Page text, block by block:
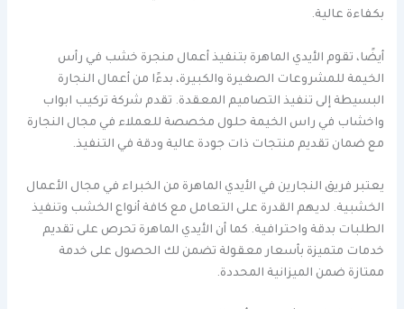
بكفاءة عالية.
أيضًا، تقوم الأيدي الماهرة بتنفيذ أعمال منجرة خشب في رأس
الخيمة للمشروعات الصغيرة والكبيرة، بدءًا من أعمال النجارة
البسيطة إلى تنفيذ التصاميم المعقدة. تقدم شركة تركيب ابواب
واخشاب في راس الخيمة حلول مخصصة للعملاء في مجال النجارة
مع ضمان تقديم منتجات ذات جودة عالية ودقة في التنفيذ.
يعتبر فريق النجارين في الأيدي الماهرة من الخبراء في مجال الأعمال
الخشبية. لديهم القدرة على التعامل مع كافة أنواع الخشب وتنفيذ
الطلبات بدقة واحترافية. كما أن الأيدي الماهرة تحرص على تقديم
خدمات متميزة بأسعار معقولة تضمن لك الحصول على خدمة
ممتازة ضمن الميزانية المحددة.